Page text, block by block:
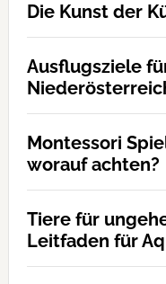
Die Kunst der
Ausflugsziele
Montessori
worauf achten?
Tiere für
Leitfaden für